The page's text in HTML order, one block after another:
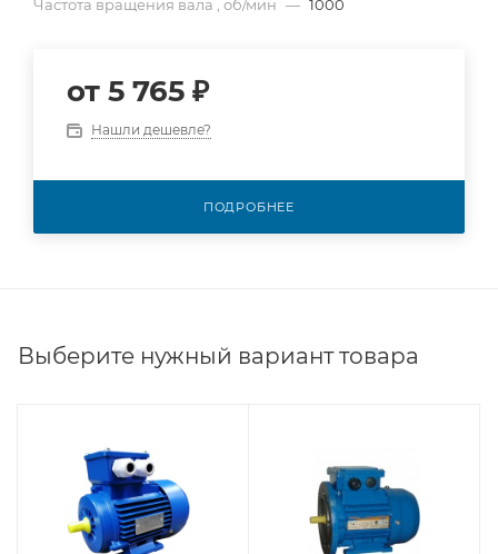
Частота вращения вала , об/мин — 1000
от 5 765 ₽
Нашли дешевле?
ПОДРОБНЕЕ
Выберите нужный вариант товара